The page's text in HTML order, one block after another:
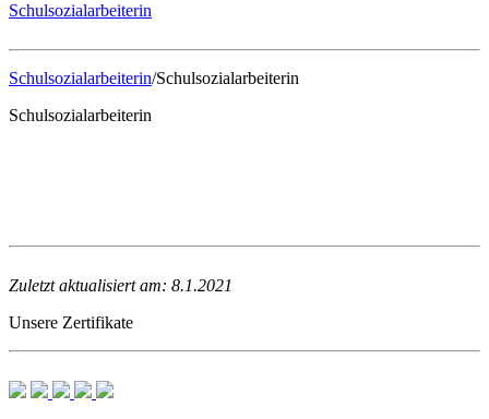
Schulsozialarbeiterin
Schulsozialarbeiterin/Schulsozialarbeiterin
Schulsozialarbeiterin
Zuletzt aktualisiert am: 8.1.2021
Unsere Zertifikate